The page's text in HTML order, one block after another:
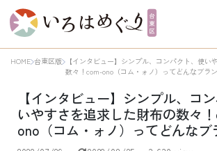
HOME 台東区版
【インタビュー】シンプル、コンパクト、使い
数々！com-ono（コム・ォノ）ってどんなブラ
【インタビュー】シンプル、コ
いやすさを追求した財布の数々
ono（コム・ォノ）ってどんなブ